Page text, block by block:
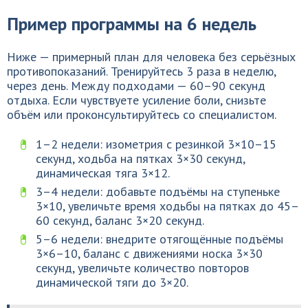
Пример программы на 6 недель
Ниже — примерный план для человека без серьёзных
противопоказаний. Тренируйтесь 3 раза в неделю,
через день. Между подходами — 60–90 секунд
отдыха. Если чувствуете усиление боли, снизьте
объём или проконсультируйтесь со специалистом.
1–2 недели: изометрия с резинкой 3×10–15
секунд, ходьба на пятках 3×30 секунд,
динамическая тяга 3×12.
3–4 недели: добавьте подъёмы на ступеньке
3×10, увеличьте время ходьбы на пятках до 45–
60 секунд, баланс 3×20 секунд.
5–6 недели: внедрите отягощённые подъёмы
3×6–10, баланс с движениями носка 3×30
секунд, увеличьте количество повторов
динамической тяги до 3×20.